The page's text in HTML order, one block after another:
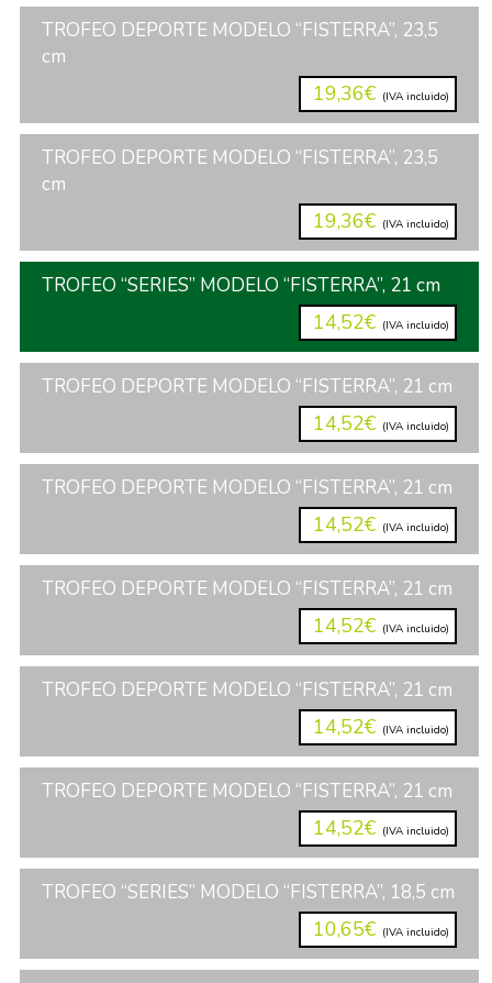
TROFEO DEPORTE MODELO “FISTERRA”, 23,5
cm
19,36€ (IVA incluido)
TROFEO DEPORTE MODELO “FISTERRA”, 23,5
cm
19,36€ (IVA incluido)
TROFEO “SERIES” MODELO “FISTERRA”, 21 cm
14,52€ (IVA incluido)
TROFEO DEPORTE MODELO “FISTERRA”, 21 cm
14,52€ (IVA incluido)
TROFEO DEPORTE MODELO “FISTERRA”, 21 cm
14,52€ (IVA incluido)
TROFEO DEPORTE MODELO “FISTERRA”, 21 cm
14,52€ (IVA incluido)
TROFEO DEPORTE MODELO “FISTERRA”, 21 cm
14,52€ (IVA incluido)
TROFEO DEPORTE MODELO “FISTERRA”, 21 cm
14,52€ (IVA incluido)
TROFEO “SERIES” MODELO “FISTERRA”, 18,5 cm
10,65€ (IVA incluido)